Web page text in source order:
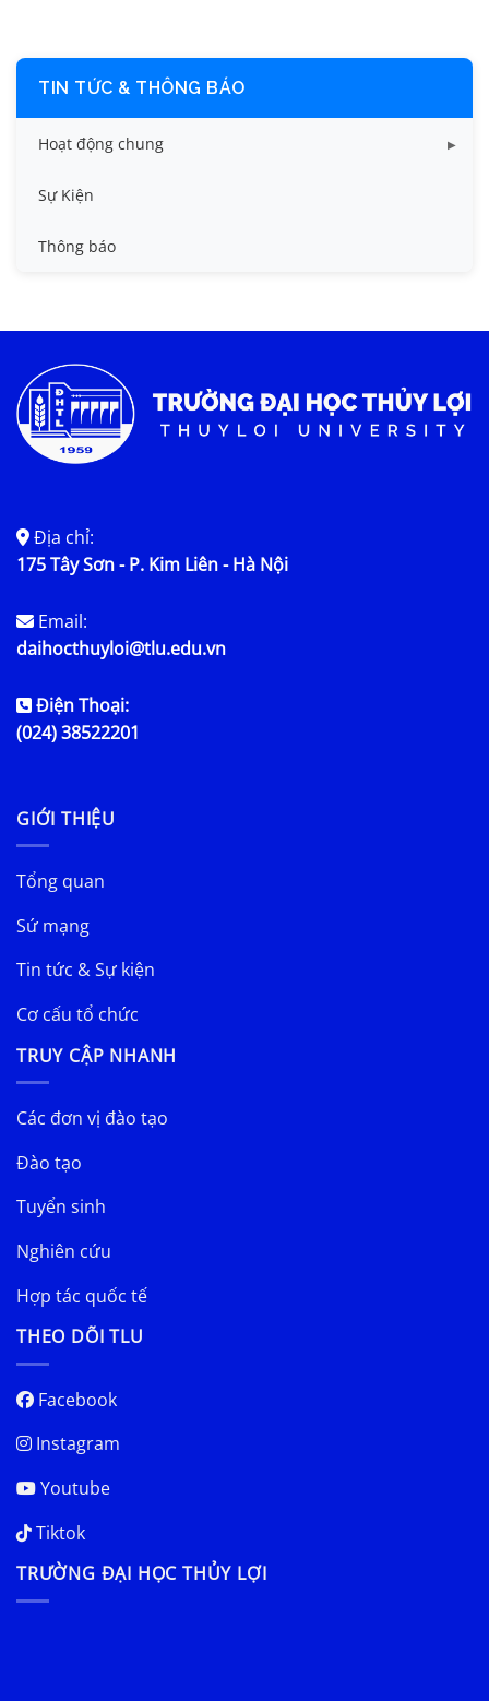
TIN TỨC & THÔNG BÁO
Hoạt động chung
Tin công tác sinh viên
Tin đào tạo
Tin tức chung
Sự Kiện
Thông báo
Địa chỉ:
175 Tây Sơn - P. Kim Liên - Hà Nội
Email:
daihocthuyloi@tlu.edu.vn
Điện Thoại:
(024) 38522201
GIỚI THIỆU
Tổng quan
Sứ mạng
Tin tức & Sự kiện
Cơ cấu tổ chức
TRUY CẬP NHANH
Các đơn vị đào tạo
Đào tạo
Tuyển sinh
Nghiên cứu
Hợp tác quốc tế
THEO DÕI TLU
Facebook
Instagram
Youtube
Tiktok
TRƯỜNG ĐẠI HỌC THỦY LỢI